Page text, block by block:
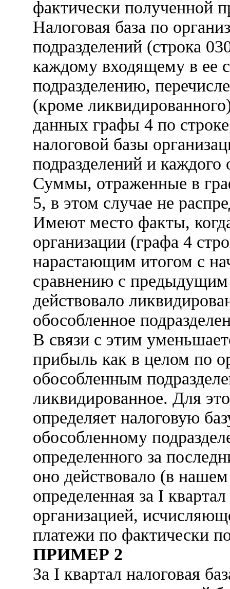
фактически полученной
Налоговая база по
подразделений (строка
каждому входящему в ее
подразделению,
(кроме
данных графы 4 по
налоговой базы
подразделений и каждого
Суммы, отраженные в
5, в этом случае не
Имеют место факты,
организации (графа 4
нарастающим итогом с
сравнению с
действовало
обособленное
В связи с этим
прибыль как в целом по
обособленным
ликвидированное. Для
определяет налоговую
обособленному
определенного за
оно действовало (в
определенная за I
организацией,
платежи по фактически
ПРИМЕР 2
За I квартал налоговая